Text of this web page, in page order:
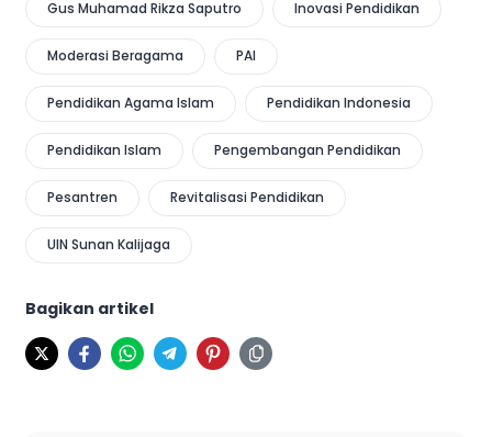
Gus Muhamad Rikza Saputro Inovasi Pendidikan
Moderasi Beragama PAI
Pendidikan Agama Islam Pendidikan Indonesia
Pendidikan Islam Pengembangan Pendidikan
Pesantren Revitalisasi Pendidikan
UIN Sunan Kalijaga
Bagikan artikel